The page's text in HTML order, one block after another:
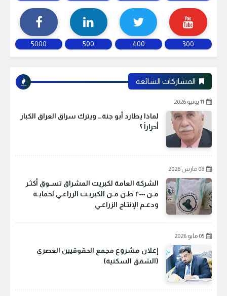
300
400
500
5000
المشاركات الشائعة
11 يونيو 2026
لماذا يطارد أبو جنة… ويترك سراق العراق الكبار
أحراراً ؟
08 مارس 2026
الشركة العامة لكبريت المشراق تسـوق أكثـر
مـن ٢٠٠٠ طـن مـن الكبريـت الزراعـي لحمايـة
ودعـم الإنتـاج الزراعـي
05 مايو 2026
إعلان مشروع مجمع الحقوقيين العصري
(الشقق السكنية)